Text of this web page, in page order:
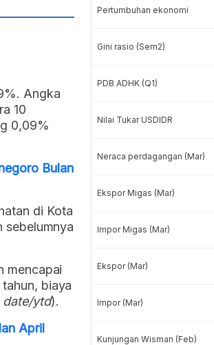
Angka
10
0,09%
Bulan
di Kota
sebelumnya
mencapai
biaya
date/ytd).
April
Pertumbuhan ekonomi
Gini rasio (Sem2)
PDB ADHK (Q1)
Nilai Tukar USDIDR
Neraca perdagangan (Mar)
Ekspor Migas (Mar)
Impor Migas (Mar)
Ekspor (Mar)
Impor (Mar)
Kunjungan Wisman (Feb)